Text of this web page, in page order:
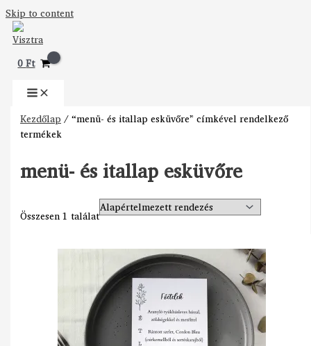
Skip to content
0Ft
Kezdőlap / “menü- és itallap esküvőre” címkével rendelkező
termékek
menü- és itallap esküvőre
Összesen 1 találat